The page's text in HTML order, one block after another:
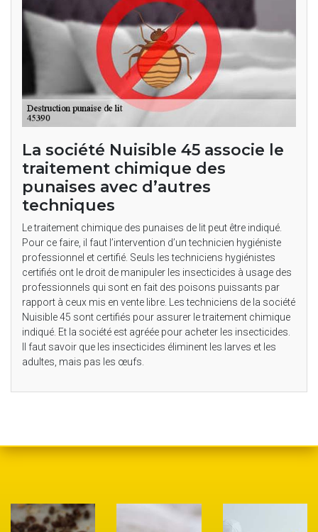
La société Nuisible 45 associe le
traitement chimique des
punaises avec d’autres
techniques
Le traitement chimique des punaises de lit peut être indiqué.
Pour ce faire, il faut l’intervention d’un technicien hygiéniste
professionnel et certifié. Seuls les techniciens hygiénistes
certifiés ont le droit de manipuler les insecticides à usage des
professionnels qui sont en fait des poisons puissants par
rapport à ceux mis en vente libre. Les techniciens de la société
Nuisible 45 sont certifiés pour assurer le traitement chimique
indiqué. Et la société est agréée pour acheter les insecticides.
Il faut savoir que les insecticides éliminent les larves et les
adultes, mais pas les œufs.